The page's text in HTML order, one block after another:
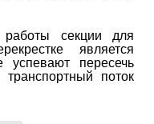
секции для
является
успевают пересечь
поток